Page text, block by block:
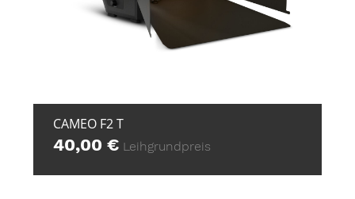
CAMEO F2 T
40,00€ Leihgrundpreis